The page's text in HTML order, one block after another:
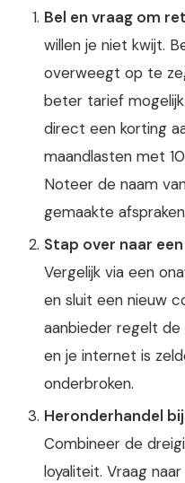
Bel en vraag om
willen je niet kwijt.
overweegt op te
beter tarief
direct een korting
maandlasten met
Noteer de naam
gemaakte
Stap over naar
Vergelijk via een
en sluit een nieuw
aanbieder regelt
en je internet is
onderbroken.
Heronderhandel
Combineer de
loyaliteit. Vraag